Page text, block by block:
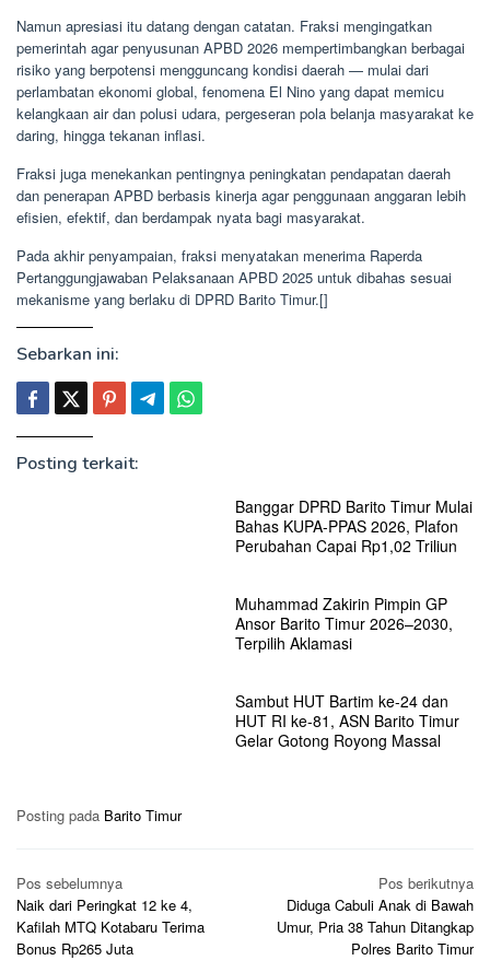
Namun apresiasi itu datang dengan catatan. Fraksi mengingatkan
pemerintah agar penyusunan APBD 2026 mempertimbangkan berbagai
risiko yang berpotensi mengguncang kondisi daerah — mulai dari
perlambatan ekonomi global, fenomena El Nino yang dapat memicu
kelangkaan air dan polusi udara, pergeseran pola belanja masyarakat ke
daring, hingga tekanan inflasi.
Fraksi juga menekankan pentingnya peningkatan pendapatan daerah
dan penerapan APBD berbasis kinerja agar penggunaan anggaran lebih
efisien, efektif, dan berdampak nyata bagi masyarakat.
Pada akhir penyampaian, fraksi menyatakan menerima Raperda
Pertanggungjawaban Pelaksanaan APBD 2025 untuk dibahas sesuai
mekanisme yang berlaku di DPRD Barito Timur.[]
Sebarkan ini:
Posting terkait:
Banggar DPRD Barito Timur Mulai
Bahas KUPA-PPAS 2026, Plafon
Perubahan Capai Rp1,02 Triliun
Muhammad Zakirin Pimpin GP
Ansor Barito Timur 2026–2030,
Terpilih Aklamasi
Sambut HUT Bartim ke-24 dan
HUT RI ke-81, ASN Barito Timur
Gelar Gotong Royong Massal
Posting pada Barito Timur
Navigasi
pos
Pos sebelumnya
Naik dari Peringkat 12 ke 4,
Kafilah MTQ Kotabaru Terima
Bonus Rp265 Juta
Pos berikutnya
Diduga Cabuli Anak di Bawah
Umur, Pria 38 Tahun Ditangkap
Polres Barito Timur